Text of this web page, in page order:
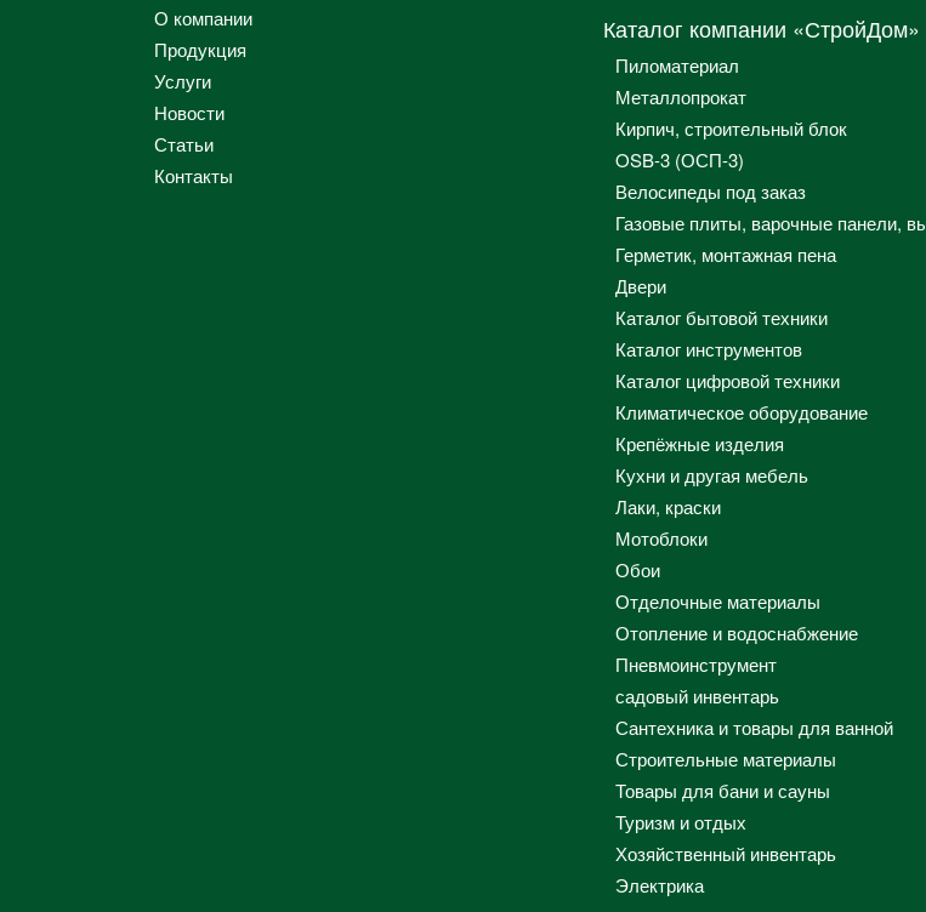
О компании
Продукция
Услуги
Новости
Статьи
Контакты
Каталог компании «СтройДом»
Пиломатериал
Металлопрокат
Кирпич, строительный блок
OSB-3 (ОСП-3)
Велосипеды под заказ
Газовые плиты, варочные панели,
Герметик, монтажная пена
Двери
Каталог бытовой техники
Каталог инструментов
Каталог цифровой техники
Климатическое оборудование
Крепёжные изделия
Кухни и другая мебель
Лаки, краски
Мотоблоки
Обои
Отделочные материалы
Отопление и водоснабжение
Пневмоинструмент
садовый инвентарь
Сантехника и товары для ванной
Строительные материалы
Товары для бани и сауны
Туризм и отдых
Хозяйственный инвентарь
Электрика